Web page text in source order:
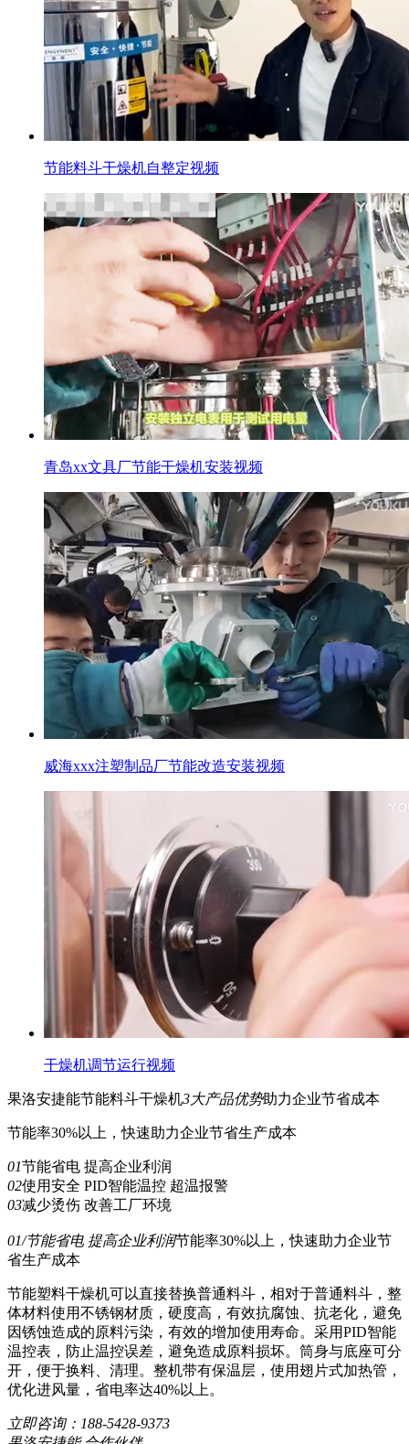
节能料斗干燥机自整定视频
青岛xx文具厂节能干燥机安装视频
威海xxx注塑制品厂节能改造安装视频
干燥机调节运行视频
果洛安捷能节能料斗干燥机3大产品优势助力企业节省成本
节能率30%以上，快速助力企业节省生产成本
01节能省电 提高企业利润
02使用安全 PID智能温控 超温报警
03减少烫伤 改善工厂环境
01/节能省电 提高企业利润节能率30%以上，快速助力企业节
省生产成本
节能塑料干燥机可以直接替换普通料斗，相对于普通料斗，整
体材料使用不锈钢材质，硬度高，有效抗腐蚀、抗老化，避免
因锈蚀造成的原料污染，有效的增加使用寿命。采用PID智能
温控表，防止温控误差，避免造成原料损坏。筒身与底座可分
开，便于换料、清理。整机带有保温层，使用翅片式加热管，
优化进风量，省电率达40%以上。
立即咨询： 188-5428-9373